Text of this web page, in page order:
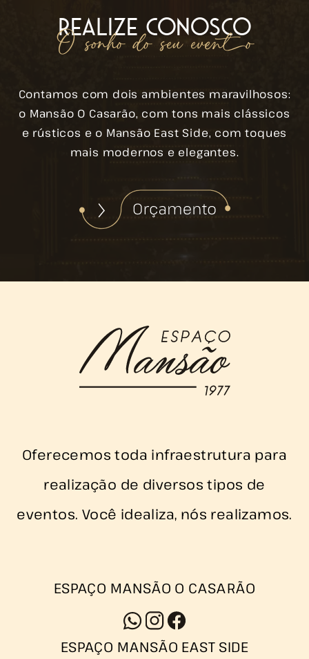
REALIZE CONOSCO
O sonho do seu evento
Contamos com dois ambientes maravilhosos:
o Mansão O Casarão, com tons mais clássicos
e rústicos e o Mansão East Side, com toques
mais modernos e elegantes.
Oferecemos toda infraestrutura para
realização de diversos tipos de
eventos. Você idealiza, nós realizamos.
ESPAÇO MANSÃO O CASARÃO
ESPAÇO MANSÃO EAST SIDE